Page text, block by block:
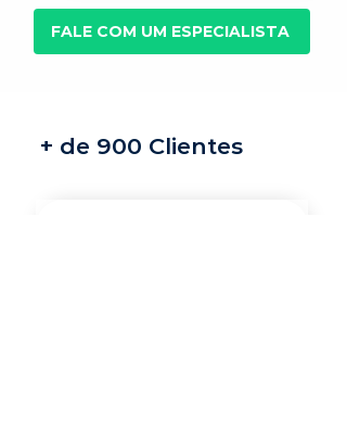
FALE COM UM ESPECIALISTA
+ de 900 Clientes